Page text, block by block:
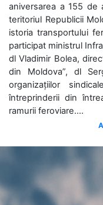
aniversarea a 155 de
teritoriul Republicii
istoria transportului
participat ministrul
dl Vladimir Bolea,
din Moldova”, dl
organizațiilor
întreprinderii din
ramurii feroviare....